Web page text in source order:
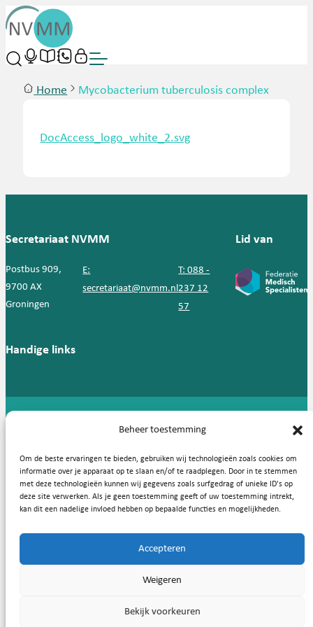
Beheer toestemming
Om de beste ervaringen te bieden, gebruiken wij technologieën zoals cookies om
informatie over je apparaat op te slaan en/of te raadplegen. Door in te stemmen
met deze technologieën kunnen wij gegevens zoals surfgedrag of unieke ID's op
deze site verwerken. Als je geen toestemming geeft of uw toestemming intrekt,
kan dit een nadelige invloed hebben op bepaalde functies en mogelijkheden.
Accepteren
Weigeren
Bekijk voorkeuren
Home Mycobacterium tuberculosis complex
DocAccess_logo_white_2.svg
Secretariaat NVMM
Postbus 909,
9700 AX
Groningen
E:
secretariaat@nvmm.nl
T: 088 -
237 12
57
Lid van
Handige links
Copyright © 2026, Nederlandse Vereniging voor Medische
Privacy statement Cookies